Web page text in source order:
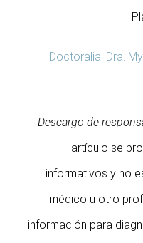
Doctoralia: Dra.
Descargo de
artículo se
informativos y no
médico u otro
información para